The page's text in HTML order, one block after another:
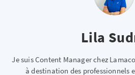
Lila
Je suis Content Manager chez
à destination des professionnels